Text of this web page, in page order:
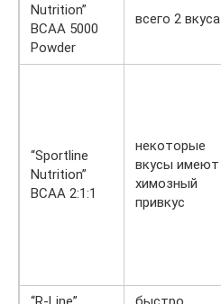
Nutrition”
BCAA 5000
Powder
всего 2 вкуса
“Sportline
Nutrition”
BCAA 2:1:1
некоторые
вкусы имеют
химозный
привкус